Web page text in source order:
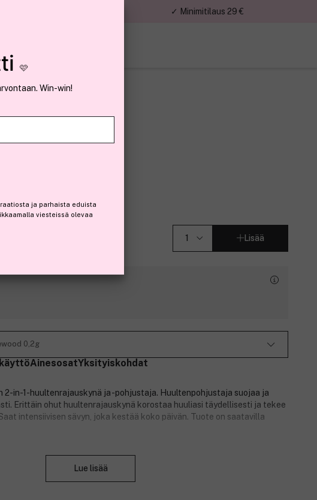
✓ Minimitilaus 29 €
0,2g
Lisää
0,2g
AinesosatYksityiskohdat
2-in-1-huultenrajauskynä ja -pohjustaja. Huultenpohjustaja suojaa ja
Erittäin ohut huultenrajauskynä korostaa huuliasi täydellisesti ja tekee
intensiivisen sävyn, joka kestää koko päivän. Tuote on saatavilla
Lue lisää
🩷
Win-win!
ja parhaista eduista
viesteissä olevaa